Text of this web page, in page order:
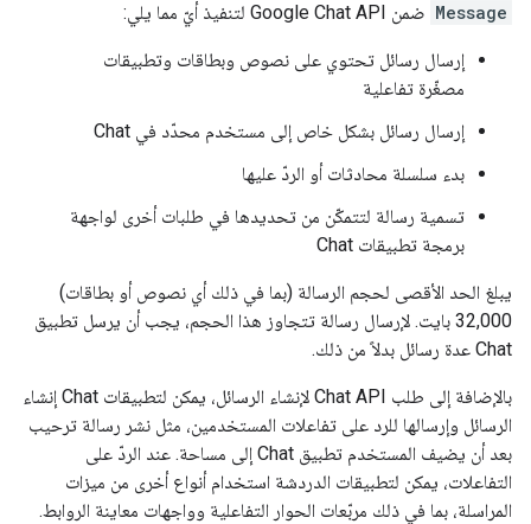
Message ضمن Google Chat API لتنفيذ أيّ مما يلي:
إرسال رسائل تحتوي على نصوص وبطاقات وتطبيقات
مصغّرة تفاعلية
إرسال رسائل بشكل خاص إلى مستخدم محدّد في Chat
بدء سلسلة محادثات أو الردّ عليها
تسمية رسالة لتتمكّن من تحديدها في طلبات أخرى لواجهة
برمجة تطبيقات Chat
يبلغ الحد الأقصى لحجم الرسالة (بما في ذلك أي نصوص أو بطاقات)
32,000 بايت. لإرسال رسالة تتجاوز هذا الحجم، يجب أن يرسل تطبيق
Chat عدة رسائل بدلاً من ذلك.
بالإضافة إلى طلب Chat API لإنشاء الرسائل، يمكن لتطبيقات Chat إنشاء
الرسائل وإرسالها للرد على تفاعلات المستخدمين، مثل نشر رسالة ترحيب
بعد أن يضيف المستخدم تطبيق Chat إلى مساحة. عند الردّ على
التفاعلات، يمكن لتطبيقات الدردشة استخدام أنواع أخرى من ميزات
المراسلة، بما في ذلك مربّعات الحوار التفاعلية وواجهات معاينة الروابط.